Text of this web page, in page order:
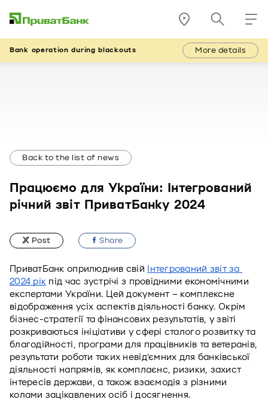
Bank operation during blackouts More details
Back to the list of news
Працюємо для України: Інтегрований
річний звіт ПриватБанку 2024
Post Share
ПриватБанк оприлюднив свій
Інтегрований звіт за
2024 рік під час зустрічі з провідними економічними
експертами України. Цей документ – комплексне
відображення усіх аспектів діяльності банку. Окрім
бізнес-стратегії та фінансових результатів, у звіті
розкриваються ініціативи у сфері сталого розвитку та
благодійності, програми для працівників та ветеранів,
результати роботи таких невід’ємних для банківської
діяльності напрямів, як комплаєнс, ризики, захист
інтересів держави, а також взаємодія з різними
колами зацікавлених осіб і досягнення.